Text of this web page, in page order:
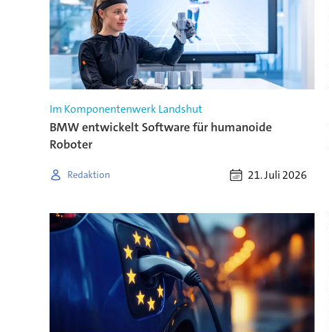
Im Komponentenwerk Landshut
BMW entwickelt Software für humanoide
Roboter
Redaktion 21. Juli 2026